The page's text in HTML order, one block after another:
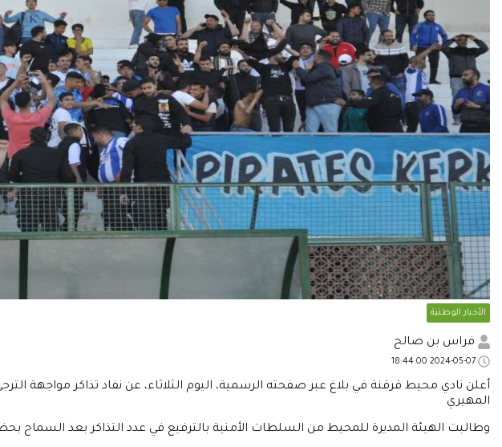
الأخبار الوطنية
فراس بن صالح
أعلن نادي محيط قرقنة في بلاغ عبر صفحته الرسمية، اليوم الثلاثاء، عن نفاد تذاكر
المهيري
وطالبت الهيئة المديرة للمحيط من السلطات الأمنية بالترفيع في عدد التذاكر بعد السماح بحضور 1800 محب